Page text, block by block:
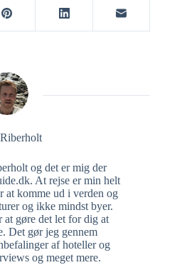
og det er mig der
At rejse er min helt
at komme ud i verden og
og ikke mindst byer.
at gøre det let for dig at
Det gør jeg gennem
af hoteller og
og meget mere.